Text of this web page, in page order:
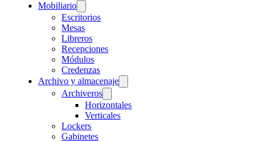
Mobiliario
Escritorios
Mesas
Libreros
Recepciones
Módulos
Credenzas
Archivo y almacenaje
Archiveros
Horizontales
Verticales
Lockers
Gabinetes